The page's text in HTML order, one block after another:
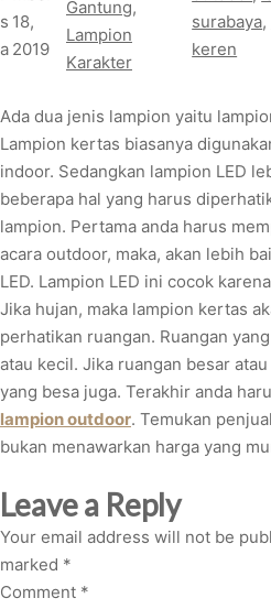
s
a
18,
2019
Gantung
Lampion
Karakter
surabaya,
keren
Ada dua jenis lampion yaitu
Lampion kertas biasanya
indoor. Sedangkan lampion LED
beberapa hal yang harus
lampion. Pertama anda harus
acara outdoor, maka, akan lebih
LED. Lampion LED ini cocok
Jika hujan, maka lampion kertas
perhatikan ruangan. Ruangan
atau kecil. Jika ruangan besar
yang besa juga. Terakhir anda
lampion outdoor. Temukan
bukan menawarkan harga yang
Leave a Reply
Your email address will not be
marked *
Comment *